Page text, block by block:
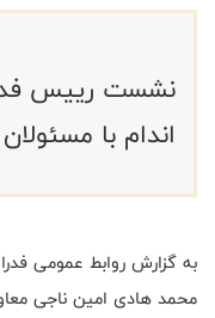
نشست رییس
اندام با
به گزارش روابط عمومی
محمد هادی امین ناجی